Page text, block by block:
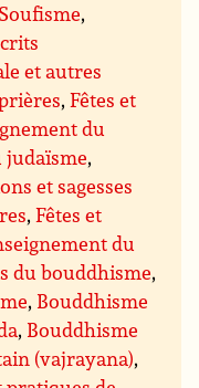
Soufisme,
et autres
,Fêtes et
du
judaïsme,
et sagesses
,Fêtes et
du
du bouddhisme,
, Bouddhisme
, Bouddhisme
(vajrayana),